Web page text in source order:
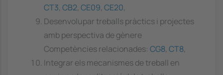
CT3, CB2, CE09, CE20,
Desenvolupar treballs pràctics i projectes
amb perspectiva de gènere
Competències relacionades: CG8, CT8,
Integrar els mecanismes de treball en